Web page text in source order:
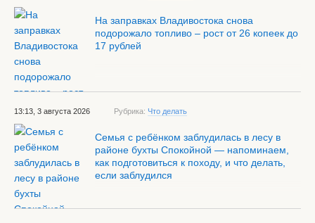
На заправках Владивостока снова
подорожало топливо – рост от 26 копеек до
17 рублей
13:13, 3 августа 2026 Рубрика: Что делать
Семья с ребёнком заблудилась в лесу в
районе бухты Спокойной — напоминаем,
как подготовиться к походу, и что делать,
если заблудился